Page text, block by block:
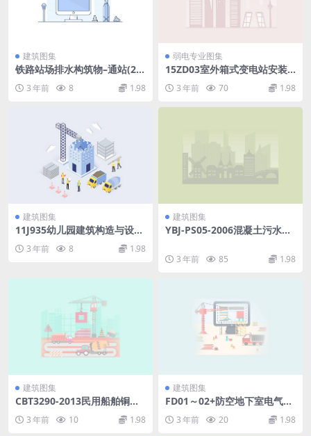
建筑图集
铁路站场排水构筑物–通站(20
3 年前 8 1.98
弱电专业图集
15ZD03室外箱式变电站安装.
3 年前 70 1.98
建筑图集
11J935幼儿园建筑构造与设
3 年前 8 1.98
建筑图集
YBJ-PS05-2006混凝土污水检
3 年前 85 1.98
建筑图集
CBT3290-2013民用船舶铜合
3 年前 10 1.98
建筑图集
FD01～02+防空地下室电气设
3 年前 20 1.98